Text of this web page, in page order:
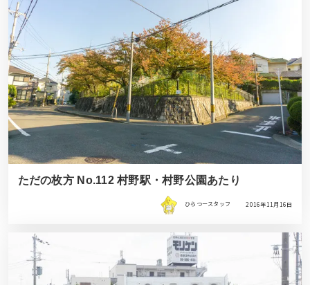
ただの枚方 No.112 村野駅・村野公園あたり
ひらつースタッフ 2016年11月16日